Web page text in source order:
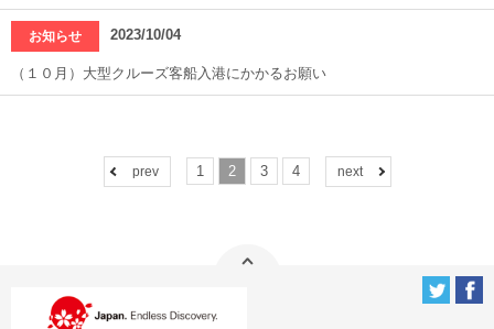
お知らせ 2023/10/04
（１０月）大型クルーズ客船入港にかかるお願い
prev 1 2 3 4 next